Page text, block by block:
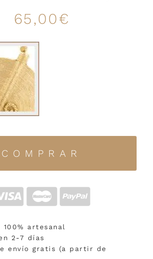
65,00€
COMPRAR
artesanal
2-7 días
envío gratis (a partir de